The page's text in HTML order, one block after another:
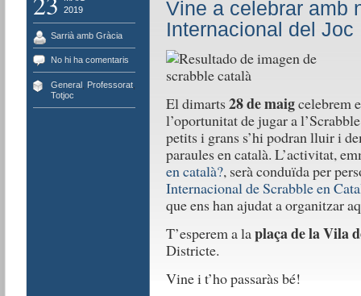
2019
Sarrià amb Gràcia
No hi ha comentaris
General, Professorat,
Totjoc
Vine a celebrar amb
Internacional del Joc
El dimarts28 de maigcelebrem
l’oportunitat de jugar a
petits i grans s’hi podran lluir i
paraules en català. L’activitat,
en català?, serà conduïda per
Internacional de Scrabble en
que ens han ajudat a organitzar
T’esperem a laplaça de la Vila
Districte.
Vine i t’ho passaràs bé!